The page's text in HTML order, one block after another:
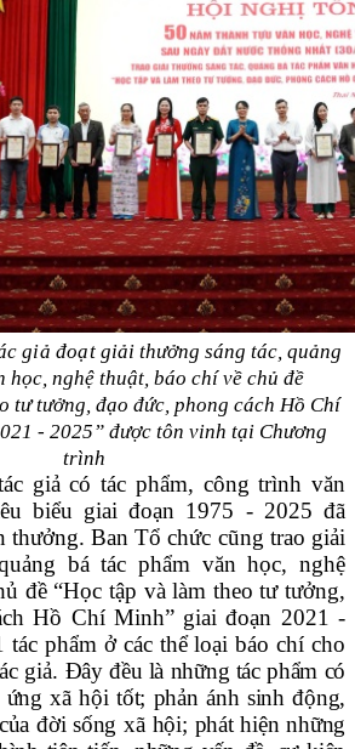
giả đoạtgiải thưởng sáng tác, quảng
học, nghệ thuật, báo chí về chủ đề
tư tưởng, đạo đức, phong cách Hồ Chí
- 2025” được tôn vinh tại Chương
trình
giả có tác phẩm, công trình văn
biểu giai đoạn 1975 - 2025 đã
thưởng. Ban Tổ chức cũng trao giải
bá tác phẩm văn học, nghệ
đề “Học tập và làm theo tư tưởng,
Hồ Chí Minh” giai đoạn 2021 -
phẩm ở các thể loại báo chí cho
giả. Đây đều là những tác phẩm có
ứng xã hội tốt; phản ánh sinh động,
đời sống xã hội; phát hiện những